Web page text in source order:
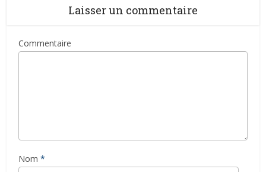
Laisser un commentaire
Commentaire
Nom *